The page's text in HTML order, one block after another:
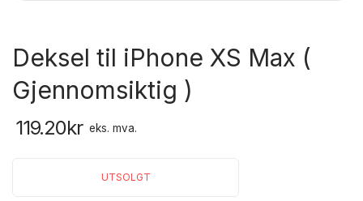
Deksel til iPhone XS Max (
Gjennomsiktig )
119.20kr eks. mva.
UTSOLGT